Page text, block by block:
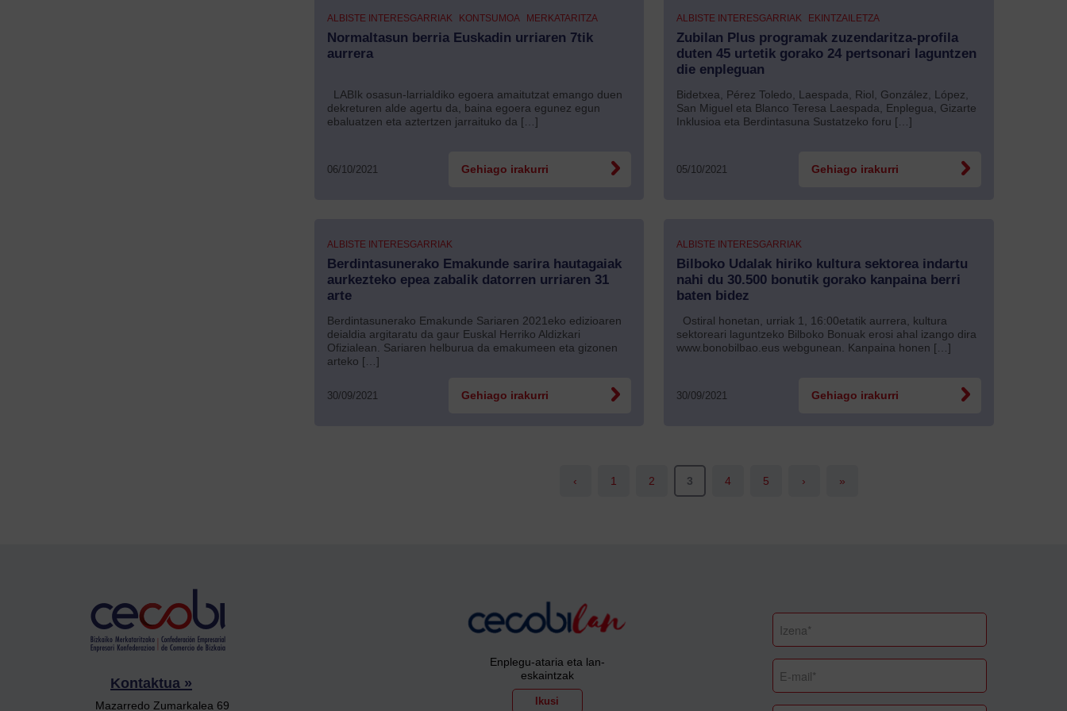
ALBISTE INTERESGARRIAK KONTSUMOA MERKATARITZA
Normaltasun berria Euskadin urriaren 7tik
aurrera
LABIk osasun-larrialdiko egoera amaitutzat emango duen
dekreturen alde agertu da, baina egoera egunez egun
ebaluatzen eta aztertzen jarraituko da […]
06/10/2021 Gehiago irakurri
ALBISTE INTERESGARRIAK EKINTZAILETZA
Zubilan Plus programak zuzendaritza-profila
duten 45 urtetik gorako 24 pertsonari laguntzen
die enpleguan
Bidetxea, Pérez Toledo, Laespada, Riol, González, López,
San Miguel eta Blanco Teresa Laespada, Enplegua, Gizarte
Inklusioa eta Berdintasuna Sustatzeko foru […]
05/10/2021 Gehiago irakurri
ALBISTE INTERESGARRIAK
Berdintasunerako Emakunde sarira hautagaiak
aurkezteko epea zabalik datorren urriaren 31
arte
Berdintasunerako Emakunde Sariaren 2021eko edizioaren
deialdia argitaratu da gaur Euskal Herriko Aldizkari
Ofizialean. Sariaren helburua da emakumeen eta gizonen
arteko […]
30/09/2021 Gehiago irakurri
ALBISTE INTERESGARRIAK
Bilboko Udalak hiriko kultura sektorea indartu
nahi du 30.500 bonutik gorako kanpaina berri
baten bidez
Ostiral honetan, urriak 1, 16:00etatik aurrera, kultura
sektoreari laguntzeko Bilboko Bonuak erosi ahal izango dira
www.bonobilbao.eus webgunean. Kanpaina honen […]
30/09/2021 Gehiago irakurri
‹ 1 2 3 4 5 › »
Kontaktua »
Mazarredo Zumarkalea 69
Enplegu-ataria eta lan-
eskaintzak
Ikusi